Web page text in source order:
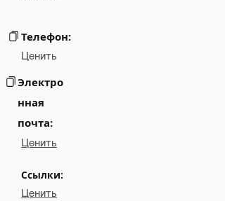
Телефон:
Ценить
Электро
нная
почта:
Ценить
Ссылки:
Ценить